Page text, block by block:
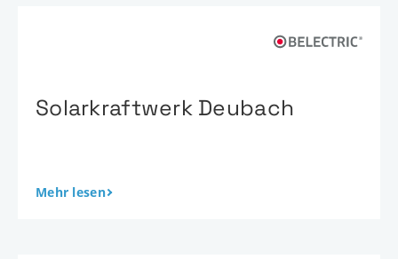
Solarkraftwerk Deubach
Mehr lesen